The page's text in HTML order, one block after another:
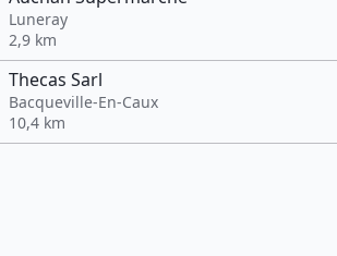
Luneray
2,9 km
Thecas Sarl
Bacqueville-En-Caux
10,4 km